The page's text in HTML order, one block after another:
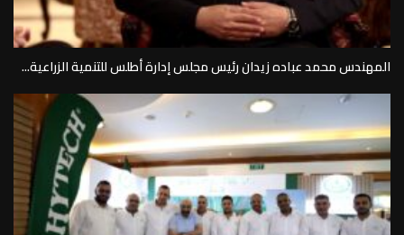
المهندس محمد عباده زيدان رئيس مجلس إدارة أطلس للتنمية الزراعية...